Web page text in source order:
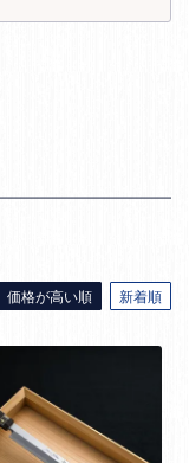
価格が高い順 新着順